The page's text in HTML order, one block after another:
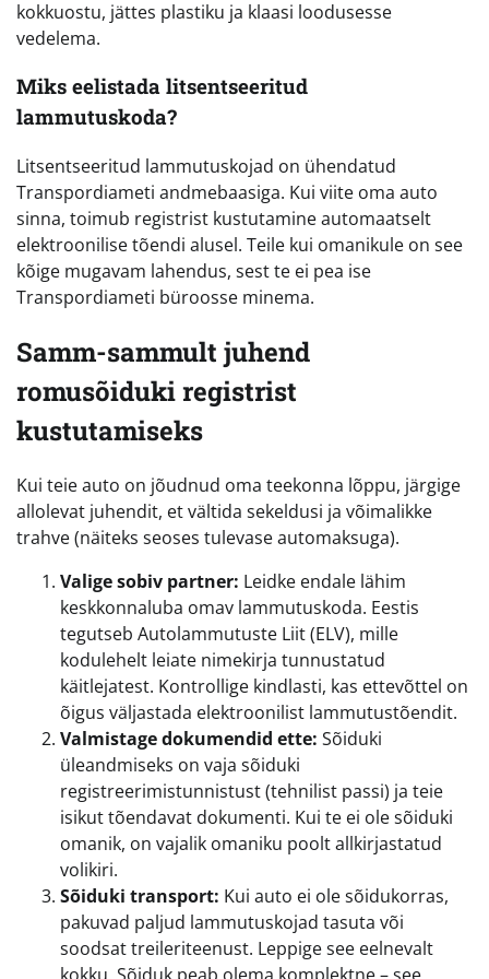
kokkuostu, jättes plastiku ja klaasi loodusesse
vedelema.
Miks eelistada litsentseeritud
lammutuskoda?
Litsentseeritud lammutuskojad on ühendatud
Transpordiameti andmebaasiga. Kui viite oma auto
sinna, toimub registrist kustutamine automaatselt
elektroonilise tõendi alusel. Teile kui omanikule on see
kõige mugavam lahendus, sest te ei pea ise
Transpordiameti büroosse minema.
Samm-sammult juhend
romusõiduki registrist
kustutamiseks
Kui teie auto on jõudnud oma teekonna lõppu, järgige
allolevat juhendit, et vältida sekeldusi ja võimalikke
trahve (näiteks seoses tulevase automaksuga).
Valige sobiv partner: Leidke endale lähim
keskkonnaluba omav lammutuskoda. Eestis
tegutseb Autolammutuste Liit (ELV), mille
kodulehelt leiate nimekirja tunnustatud
käitlejatest. Kontrollige kindlasti, kas ettevõttel on
õigus väljastada elektroonilist lammutustõendit.
Valmistage dokumendid ette: Sõiduki
üleandmiseks on vaja sõiduki
registreerimistunnistust (tehnilist passi) ja teie
isikut tõendavat dokumenti. Kui te ei ole sõiduki
omanik, on vajalik omaniku poolt allkirjastatud
volikiri.
Sõiduki transport: Kui auto ei ole sõidukorras,
pakuvad paljud lammutuskojad tasuta või
soodsat treileriteenust. Leppige see eelnevalt